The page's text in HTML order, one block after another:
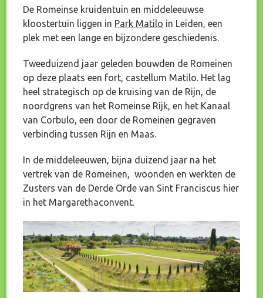
De Romeinse kruidentuin en middeleeuwse
kloostertuin liggen in Park Matilo in Leiden, een
plek met een lange en bijzondere geschiedenis.
Tweeduizend jaar geleden bouwden de Romeinen
op deze plaats een fort, castellum Matilo. Het lag
heel strategisch op de kruising van de Rijn, de
noordgrens van het Romeinse Rijk, en het Kanaal
van Corbulo, een door de Romeinen gegraven
verbinding tussen Rijn en Maas.
In de middeleeuwen, bijna duizend jaar na het
vertrek van de Romeinen, woonden en werkten de
Zusters van de Derde Orde van Sint Franciscus hier
in het Margarethaconvent.